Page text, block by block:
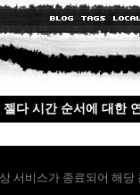
젤다 시간 순서에 대한
서비스가 종료되어 해